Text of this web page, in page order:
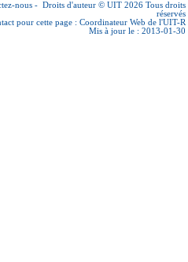
nous - Droits d'auteur © UIT 2026 Tous droits
réservés
pour cette page : Coordinateur Web de l'UIT-R
Mis à jour le : 2013-01-30